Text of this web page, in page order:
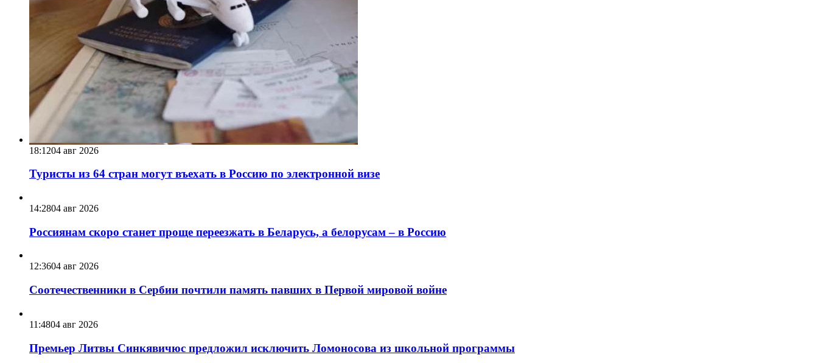
18:1204 авг 2026
Туристы из 64 стран могут въехать в Россию по электронной визе
14:2804 авг 2026
Россиянам скоро станет проще переезжать в Беларусь, а белорусам – в Россию
12:3604 авг 2026
Соотечественники в Сербии почтили память павших в Первой мировой войне
11:4804 авг 2026
Премьер Литвы Синкявичюс предложил исключить Ломоносова из школьной программы